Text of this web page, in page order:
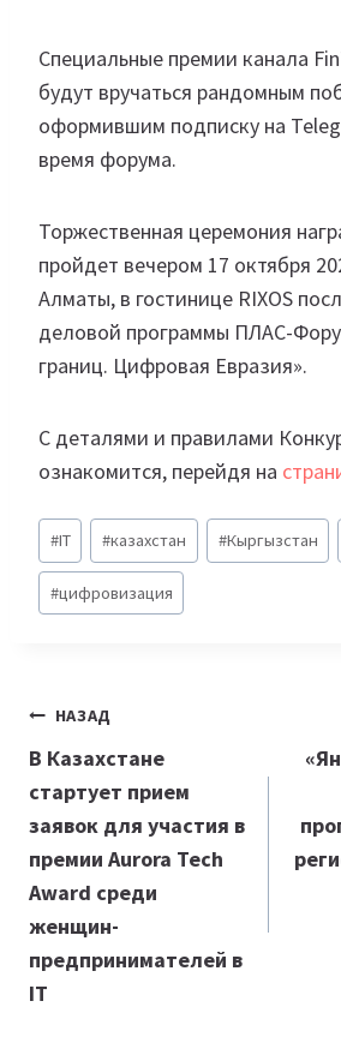
Специальные премии канала
будут вручаться рандомным
оформившим подписку на
время форума.
Торжественная церемония
пройдет вечером 17 октября
Алматы, в гостинице RIXOS
деловой программы ПЛАС-
границ. Цифровая Евразия».
С деталями и правилами
ознакомится, перейдя на
Метки
записи:
#IT #казахстан #Кыргызстан
#цифровизация
Навигация
по
записям
НАЗАД
В Казахстане
стартует прием
заявок для участия в
премии Aurora Tech
Award среди
женщин-
предпринимателей в
IT